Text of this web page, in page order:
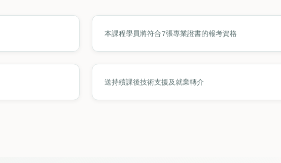
本課程學員將符合7張專業證書的報考資格
送持續課後技術支援及就業轉介